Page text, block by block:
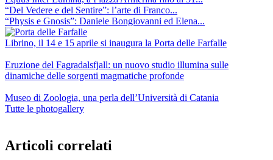
“Del Vedere e del Sentire”: l’arte di Franco...
“Physis e Gnosis”: Daniele Bongiovanni ed Elena...
Librino, il 14 e 15 aprile si inaugura la Porta delle Farfalle
Eruzione del Fagradalsfjall: un nuovo studio illumina sulle
dinamiche delle sorgenti magmatiche profonde
Museo di Zoologia, una perla dell’Università di Catania
Tutte le photogallery
Articoli correlati